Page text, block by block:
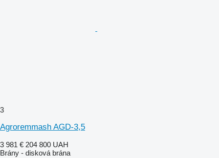
3
Agroremmash AGD-3,5
3 981 € 204 800 UAH
Brány - disková brána